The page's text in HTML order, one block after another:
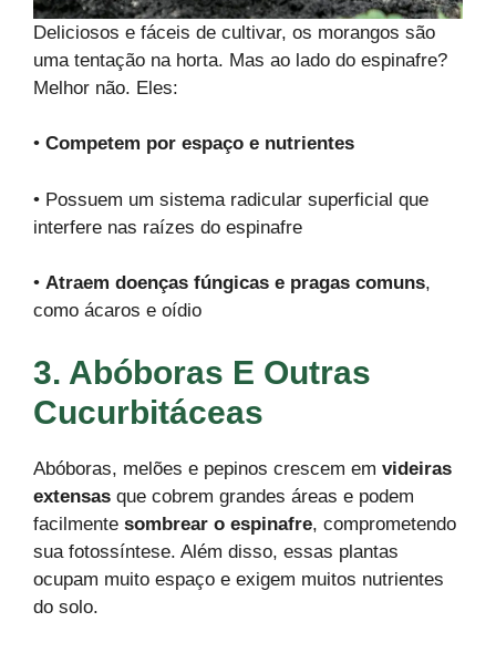
Deliciosos e fáceis de cultivar, os morangos são
uma tentação na horta. Mas ao lado do espinafre?
Melhor não. Eles:
• Competem por espaço e nutrientes
• Possuem um sistema radicular superficial que
interfere nas raízes do espinafre
• Atraem doenças fúngicas e pragas comuns,
como ácaros e oídio
3. Abóboras E Outras
Cucurbitáceas
Abóboras, melões e pepinos crescem em videiras
extensas que cobrem grandes áreas e podem
facilmente sombrear o espinafre, comprometendo
sua fotossíntese. Além disso, essas plantas
ocupam muito espaço e exigem muitos nutrientes
do solo.